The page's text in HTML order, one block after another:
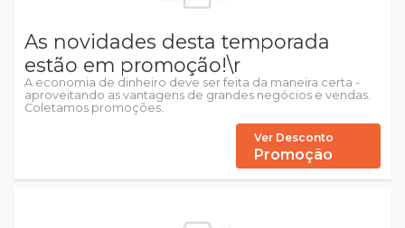
As novidades desta temporada
estão em promoção!\r
A economia de dinheiro deve ser feita da maneira certa -
aproveitando as vantagens de grandes negócios e vendas.
Coletamos promoções.
Ver Desconto
Promoção